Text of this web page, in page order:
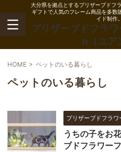
大分県を拠点とするプリザーブドフ
ギフトで人気のフレーム商品を多数
イド制作。
プリザーブドフラ
n（ユア
HOME > ペットのいる暮らし
ペットのいる暮らし
プリザーブドフラワ
うちの子をお
ブドフラワー